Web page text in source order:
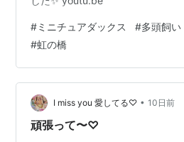
#ミニチュアダックス #多頭飼い
#虹の橋
I miss you 愛してる♡ • 10日前
頑張って〜♡